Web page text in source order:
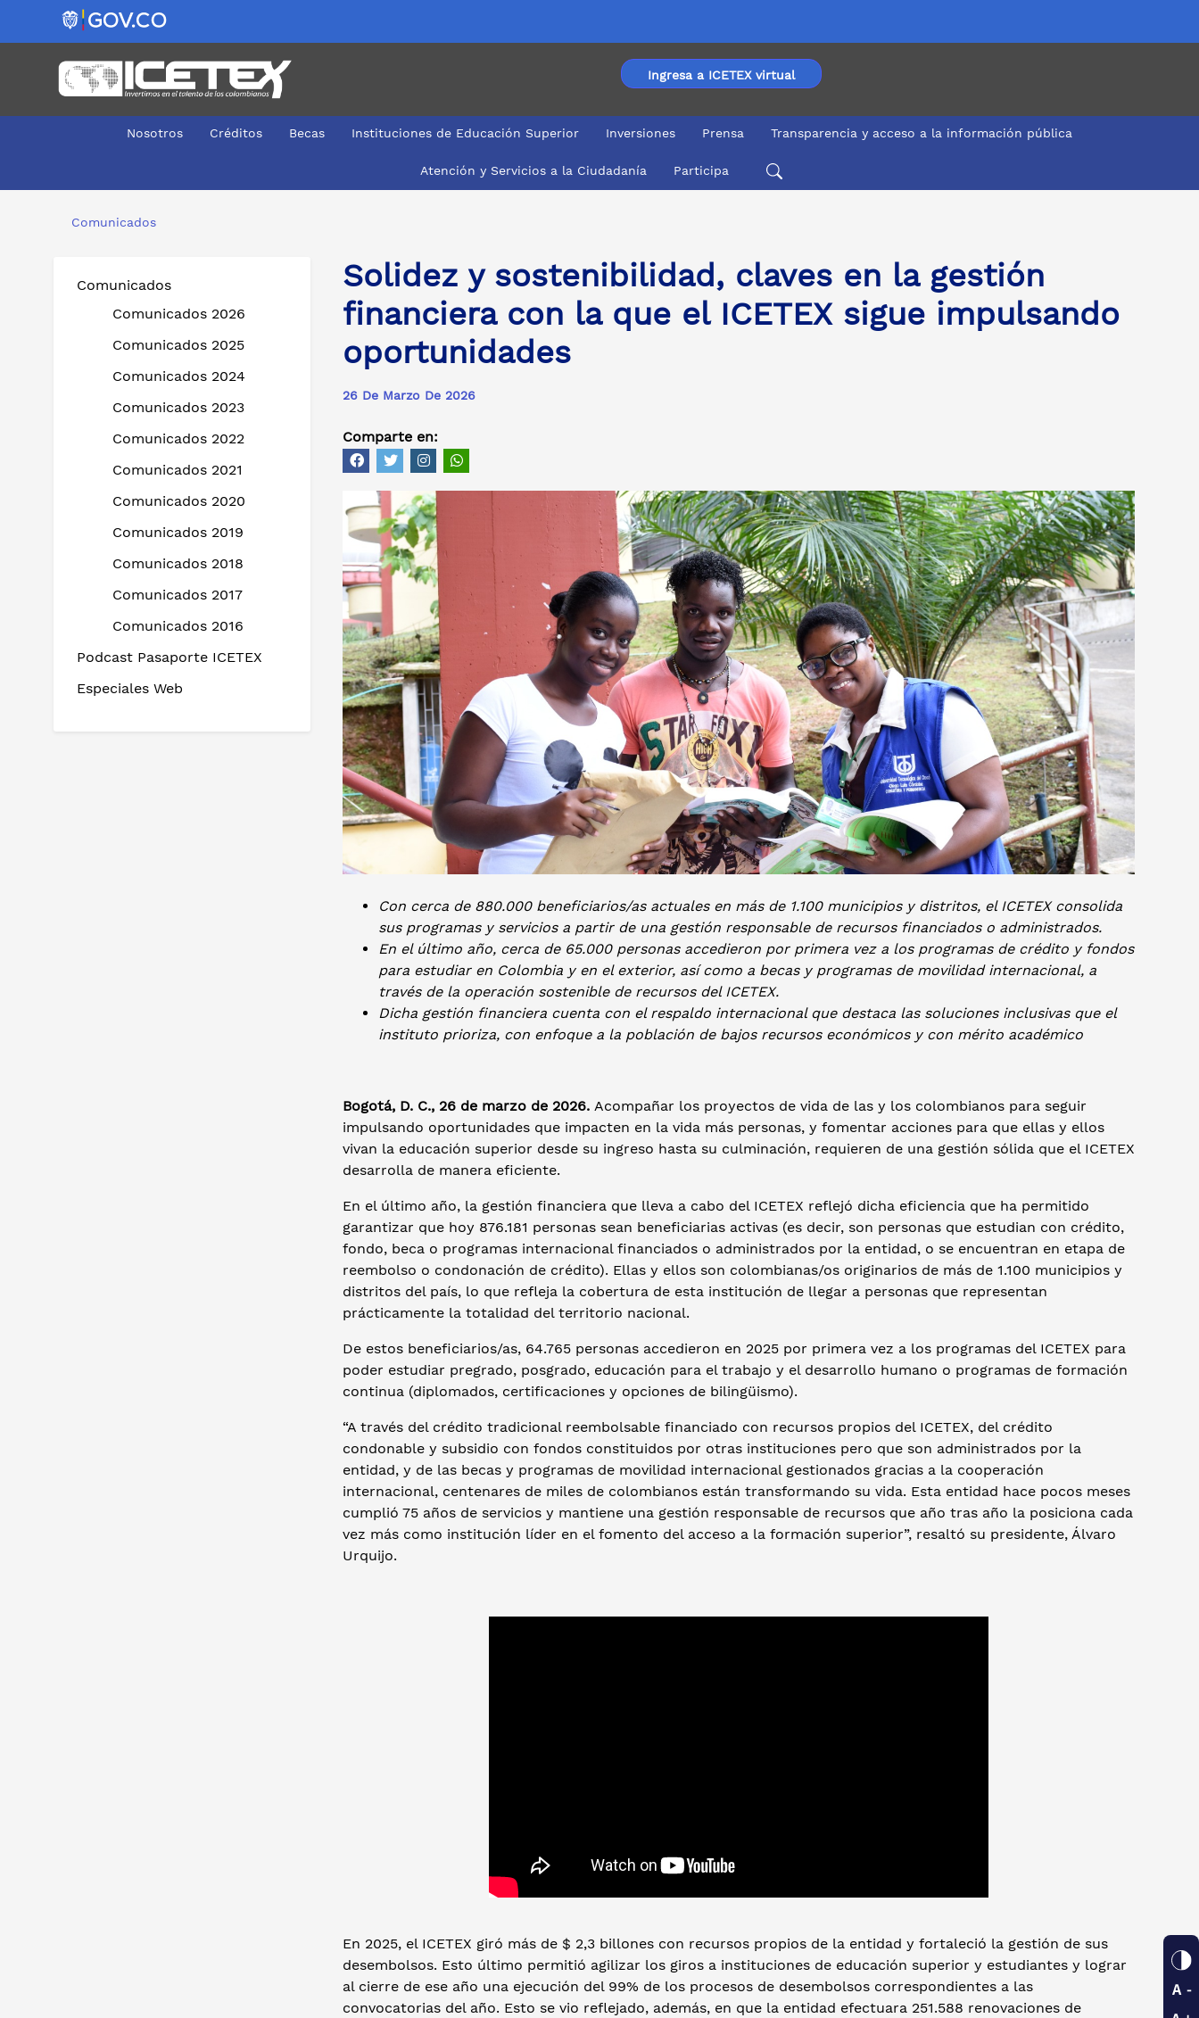
Ingresa a ICETEX virtual
Nosotros Créditos Becas Instituciones de Educación Superior Inversiones Prensa Transparencia y acceso a la información pública
Atención y Servicios a la Ciudadanía Participa
Comunicados
Comunicados
Comunicados 2026
Comunicados 2025
Comunicados 2024
Comunicados 2023
Comunicados 2022
Comunicados 2021
Comunicados 2020
Comunicados 2019
Comunicados 2018
Comunicados 2017
Comunicados 2016
Podcast Pasaporte ICETEX
Especiales Web
Solidez y sostenibilidad, claves en la gestión
financiera con la que el ICETEX sigue impulsando
oportunidades
26 De Marzo De 2026
Comparte en:
Con cerca de 880.000 beneficiarios/as actuales en más de 1.100 municipios y distritos, el ICETEX consolida
sus programas y servicios a partir de una gestión responsable de recursos financiados o administrados.
En el último año, cerca de 65.000 personas accedieron por primera vez a los programas de crédito y fondos
para estudiar en Colombia y en el exterior, así como a becas y programas de movilidad internacional, a
través de la operación sostenible de recursos del ICETEX.
Dicha gestión financiera cuenta con el respaldo internacional que destaca las soluciones inclusivas que el
instituto prioriza, con enfoque a la población de bajos recursos económicos y con mérito académico
Bogotá, D. C., 26 de marzo de 2026. Acompañar los proyectos de vida de las y los colombianos para seguir
impulsando oportunidades que impacten en la vida más personas, y fomentar acciones para que ellas y ellos
vivan la educación superior desde su ingreso hasta su culminación, requieren de una gestión sólida que el ICETEX
desarrolla de manera eficiente.
En el último año, la gestión financiera que lleva a cabo del ICETEX reflejó dicha eficiencia que ha permitido
garantizar que hoy 876.181 personas sean beneficiarias activas (es decir, son personas que estudian con crédito,
fondo, beca o programas internacional financiados o administrados por la entidad, o se encuentran en etapa de
reembolso o condonación de crédito). Ellas y ellos son colombianas/os originarios de más de 1.100 municipios y
distritos del país, lo que refleja la cobertura de esta institución de llegar a personas que representan
prácticamente la totalidad del territorio nacional.
De estos beneficiarios/as, 64.765 personas accedieron en 2025 por primera vez a los programas del ICETEX para
poder estudiar pregrado, posgrado, educación para el trabajo y el desarrollo humano o programas de formación
continua (diplomados, certificaciones y opciones de bilingüismo).
“A través del crédito tradicional reembolsable financiado con recursos propios del ICETEX, del crédito
condonable y subsidio con fondos constituidos por otras instituciones pero que son administrados por la
entidad, y de las becas y programas de movilidad internacional gestionados gracias a la cooperación
internacional, centenares de miles de colombianos están transformando su vida. Esta entidad hace pocos meses
cumplió 75 años de servicios y mantiene una gestión responsable de recursos que año tras año la posiciona cada
vez más como institución líder en el fomento del acceso a la formación superior”, resaltó su presidente, Álvaro
Urquijo.
En 2025, el ICETEX giró más de $ 2,3 billones con recursos propios de la entidad y fortaleció la gestión de sus
desembolsos. Esto último permitió agilizar los giros a instituciones de educación superior y estudiantes y lograr
al cierre de ese año una ejecución del 99% de los procesos de desembolsos correspondientes a las
convocatorias del año. Esto se vio reflejado, además, en que la entidad efectuara 251.588 renovaciones de